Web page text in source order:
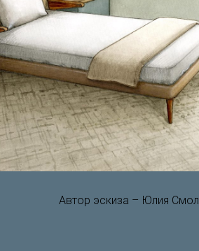
Автор эскиза – Юлия